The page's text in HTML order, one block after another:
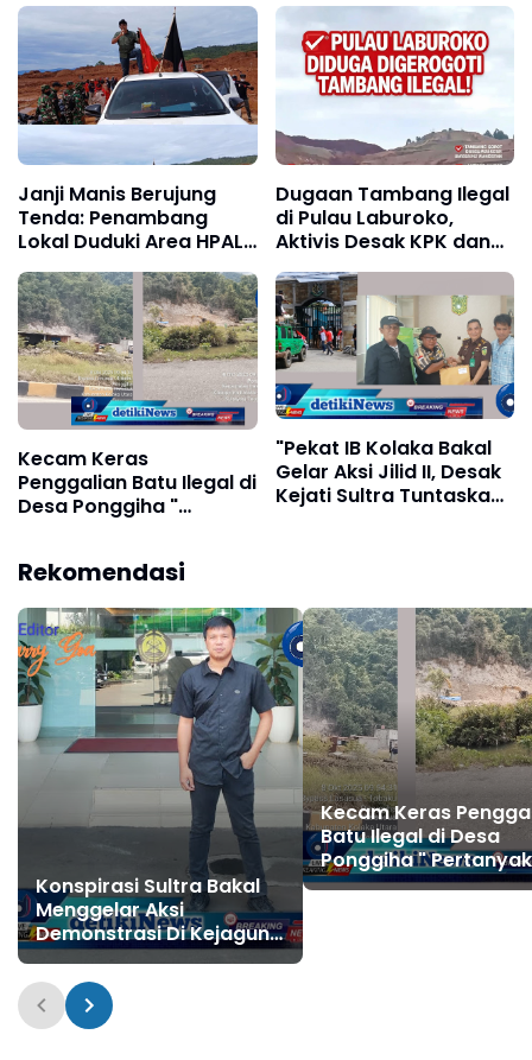
16 Tahun
Minerba Terkait Dugaan
Kejahatan
Pertambangan PT. TMM
Janji Manis Berujung
Tenda: Penambang
Lokal Duduki Area HPAL
PT IPIP dan PT KNI
Dugaan Tambang Ilegal
di Pulau Laburoko,
Aktivis Desak KPK dan
APH Bertindak
Kecam Keras
Penggalian Batu Ilegal di
Desa Ponggiha "
yang Diduga Tutup
Mata
"Pekat IB Kolaka Bakal
Gelar Aksi Jilid II, Desak
Kejati Sultra Tuntaskan
Rekomendasi
Konspirasi Sultra Bakal
Menggelar Aksi
Demonstrasi Di Kejagung
RI & Ditjen Minerba
Terkait Dugaan
Kejahatan
Pertambangan PT. TMM
Kecam Keras
Batu Ilegal di Desa
Ponggiha "
Kinerja Kapolres